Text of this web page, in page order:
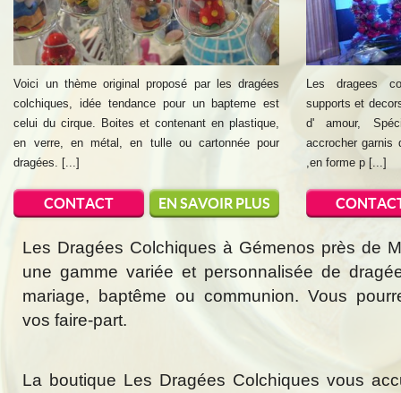
Voici un thème original proposé par les dragées
colchiques, idée tendance pour un bapteme est
celui du cirque. Boites et contenant en plastique,
en verre, en métal, en tulle ou cartonnée pour
dragées. [...]
CONTACT EN SAVOIR PLUS
Les dragees
supports et
d' amour,
accrocher garnis
,en forme p [...]
Les Dragées Colchiques à Gémenos près de
une gamme variée et personnalisée de
mariage, baptême ou communion. Vous
vos faire-part.
La boutique Les Dragées Colchiques vous